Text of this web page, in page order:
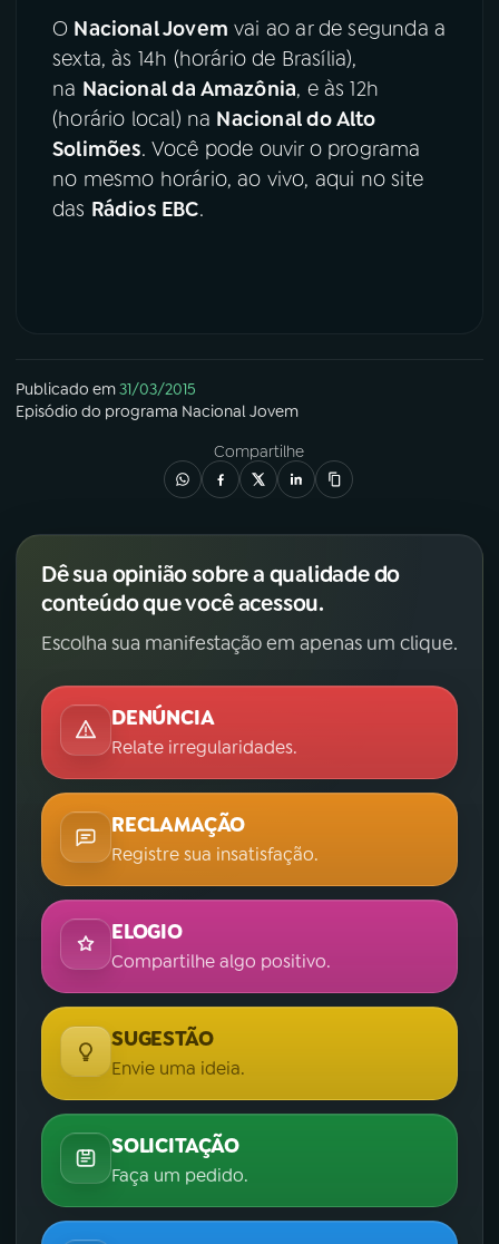
O Nacional Jovem vai ao ar de segunda a
sexta, às 14h (horário de Brasília),
na Nacional da Amazônia, e às 12h
(horário local) na Nacional do Alto
Solimões. Você pode ouvir o programa
no mesmo horário, ao vivo, aqui no site
das Rádios EBC.
Publicado em31/03/2015
Episódio do programa Nacional Jovem
Compartilhe
Dê sua opinião sobre a qualidade do
conteúdo que você acessou.
Escolha sua manifestação em apenas um clique.
DENÚNCIA
Relate irregularidades.
RECLAMAÇÃO
Registre sua insatisfação.
ELOGIO
Compartilhe algo positivo.
SUGESTÃO
Envie uma ideia.
SOLICITAÇÃO
Faça um pedido.